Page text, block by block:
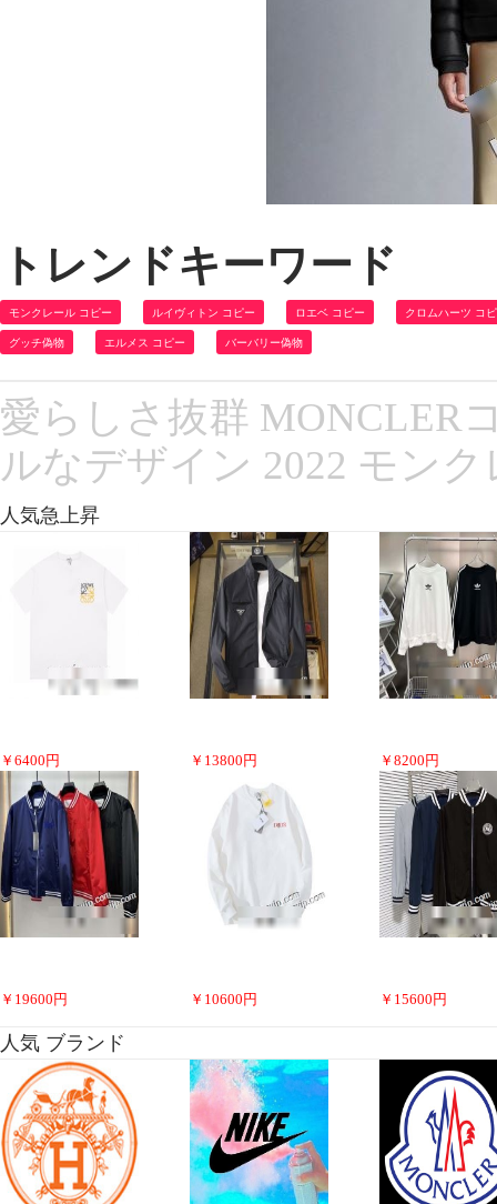
トレンドキーワード
モンクレール コピー ルイヴィトン コピー ロエベ コピー クロムハーツ コ
グッチ偽物 エルメス コピー バーバリー偽物
愛らしさ抜群 MONCLER
ルなデザイン 2022 モン
人気急上昇
￥ 6400 円 ￥ 13800 円 ￥ 8200 円
￥ 19600 円 ￥ 10600 円 ￥ 15600 円
人気 ブランド